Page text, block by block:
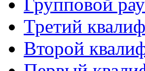
Третий
Второй